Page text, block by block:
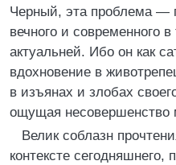
Черный, эта проблема —
вечного и современного
актуальней. Ибо он как
вдохновение в
в изъянах и злобах
ощущая несовершенство
Велик соблазн
контексте сегодняшнего,